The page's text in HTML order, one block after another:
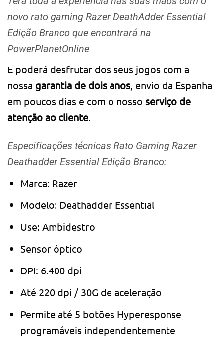
novo rato gaming Razer DeathAdder Essential
Edição Branco que encontrará na
PowerPlanetOnline
E poderá desfrutar dos seus jogos com a
nossa garantia de dois anos, envio da Espanha
em poucos dias e com o nosso serviço de
atenção ao cliente.
Especificações técnicas Rato Gaming Razer
Deathadder Essential Edição Branco:
Marca: Razer
Modelo: Deathadder Essential
Use: Ambidestro
Sensor óptico
DPI: 6.400 dpi
Até 220 dpi / 30G de aceleração
Permite até 5 botões Hyperesponse
programáveis ​​independentemente